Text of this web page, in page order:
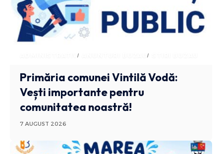
ADMINISTRATIV ANUNTURI BUZAU
Primăria comunei Vintilă Vodă:
Vești importante pentru
comunitatea noastră!
7 AUGUST 2026